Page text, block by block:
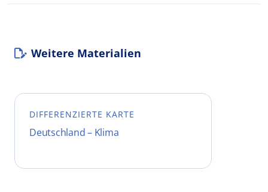
Weitere Materialien
DIFFERENZIERTE KARTE
Deutschland – Klima